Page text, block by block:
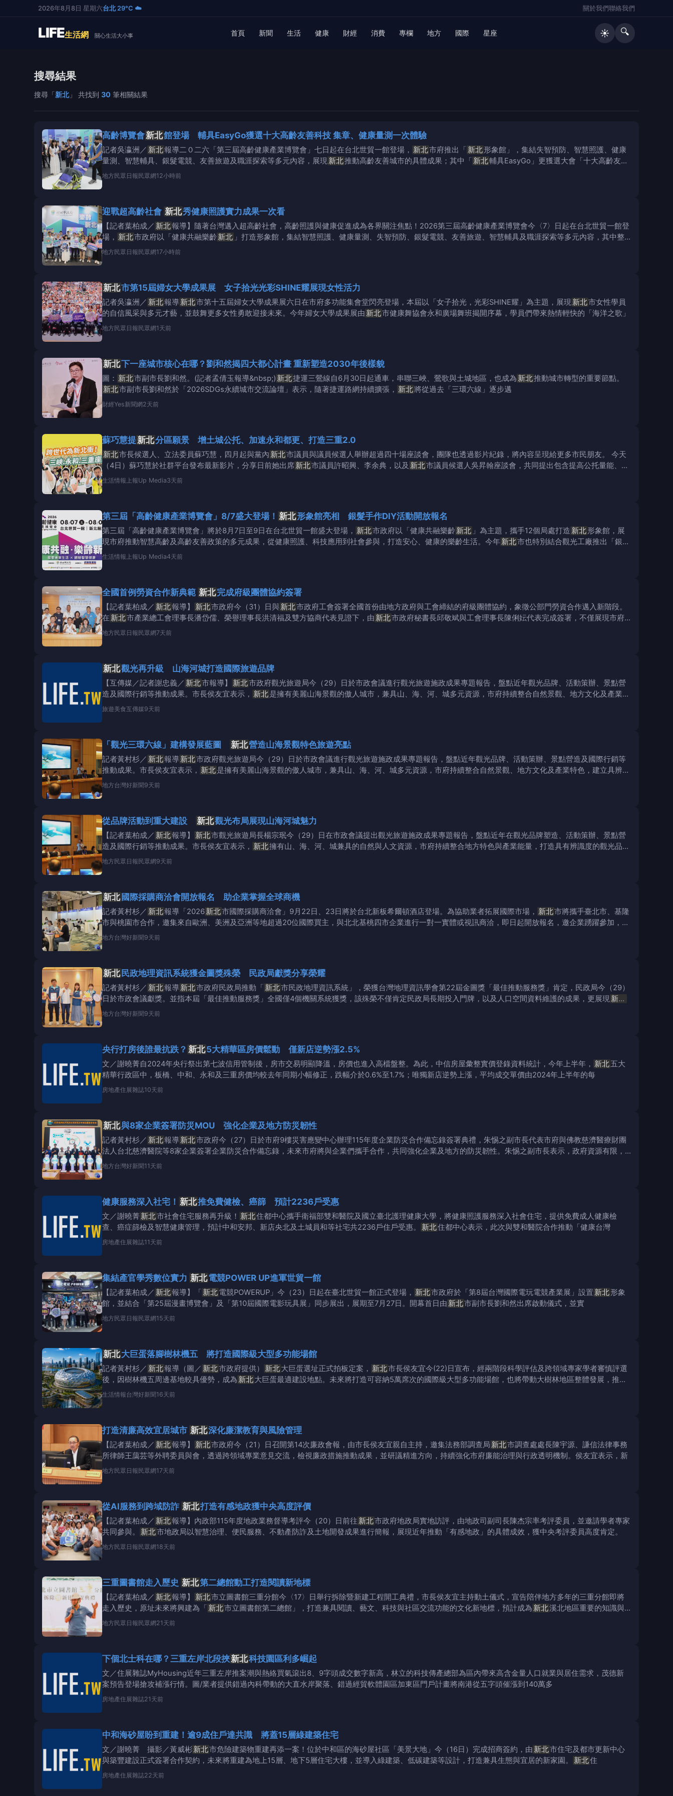
2026年8月8日 星期六台北 29°C ☁️ 關於我們聯絡我們
LIFE生活網 關心生活大小事 首頁 新聞 生活 健康 財經 消費 專欄 地方 國際 星座 ☀️ 🔍
搜尋結果
搜尋「新北」 共找到 30 筆相關結果
高齡博覽會新北館登場 輔具EasyGo獲選十大高齡友善科技 集章、健康量測一次體驗
記者吳瀛洲／ 新北報導二０二六「第三屆高齡健康產業博覽會」七日起在台北世貿一館登場， 新北市府推出「 新北形象館」，集結失智預防、智慧照護、健康
量測、智慧輔具、銀髮電競、友善旅遊及職涯探索等多元內容，展現新北推動高齡友善城市的具體成果；其中「 新北輔具EasyGo」更獲選大會「十大高齡友善
科技
地方民眾日報民眾網12小時前
迎戰超高齡社會 新北秀健康照護實力成果一次看
【記者葉柏成／ 新北報導】隨著台灣邁入超高齡社會，高齡照護與健康促進成為各界關注焦點！2026第三屆高齡健康產業博覽會今〈7〉日起在台北世貿一館登
場， 新北市政府以「健康共融樂齡 新北 」打造形象館，集結智慧照護、健康量測、失智預防、銀髮電競、友善旅遊、智慧輔具及職涯探索等多元內容，其中整
合輔
地方民眾日報民眾網17小時前
新北市第15屆婦女大學成果展 女子拾光光彩SHINE耀展現女性活力
記者吳瀛洲／ 新北報導新北市第十五屆婦女大學成果展六日在市府多功能集會堂閃亮登場，本屆以「女子拾光，光彩SHINE耀」為主題，展現新北市女性學員
的自信風采與多元才藝，並鼓舞更多女性勇敢迎接未來。今年婦女大學成果展由 新北市健康舞協會永和廣場舞班揭開序幕，學員們帶來熱情輕快的「海洋之歌」
地方民眾日報民眾網1天前
新北 下一座城市核心在哪？劉和然揭四大都心計畫 重新塑造2030年後樣貌
圖： 新北市副市長劉和然。(記者孟倩玉報導&nbsp;) 新北捷運三鶯線自6月30日起通車，串聯三峽、鶯歌與土城地區，也成為 新北推動城市轉型的重要節點。
新北市副市長劉和然於「2026SDGs永續城市交流論壇」表示，隨著捷運路網持續擴張， 新北將從過去「三環六線」逐步邁
財經Yes新聞網2天前
蘇巧慧提新北分區願景 增土城公托、加速永和都更、打造三重2.0
新北市長候選人、立法委員蘇巧慧，四月起與黨內 新北市議員與議員候選人舉辦超過四十場座談會，團隊也透過影片紀錄，將內容呈現給更多市民朋友。 今天
（4日）蘇巧慧於社群平台發布最新影片，分享日前她出席新北市議員許昭興、李余典，以及 新北市議員候選人吳昇翰座談會，共同提出包含提高公托量能、推
動永和公辦都更、
生活情報 上報Up Media3天前
第三屆「高齡健康產業博覽會」8/7盛大登場！ 新北形象館亮相 銀髮手作DIY活動開放報名
第三屆「高齡健康產業博覽會」將於8月7日至9日在台北世貿一館盛大登場， 新北市政府以「健康共融樂齡 新北 」為主題，攜手12個局處打造 新北形象館，展
現市府推動智慧高齡及高齡友善政策的多元成果，從健康照護、科技應用到社會參與，打造安心、健康的樂齡生活。今年新北市也特別結合觀光工廠推出「銀髮
手作DIY」活動
生活情報 上報Up Media4天前
全國首例勞資合作新典範 新北完成府級團體協約簽署
【記者葉柏成／ 新北報導】 新北市政府今（31）日與新北市政府工會簽署全國首份由地方政府與工會締結的府級團體協約，象徵公部門勞資合作邁入新階段。
在 新北市產業總工會理事長潘岱儒、榮譽理事長洪清福及雙方協商代表見證下，由 新北市政府秘書長邱敬斌與工會理事長陳俐妘代表完成簽署，不僅展現市府
保障員工權益的
地方民眾日報民眾網7天前
新北觀光再升級 山海河城打造國際旅遊品牌
【互傳媒／記者謝忠義／ 新北市報導】 新北市政府觀光旅遊局今（29）日於市政會議進行觀光旅遊施政成果專題報告，盤點近年觀光品牌、活動策辦、景點營
造及國際行銷等推動成果。市長侯友宜表示， 新北是擁有美麗山海景觀的傲人城市，兼具山、海、河、城多元資源，市府持續整合自然景觀、地方文化及產業特
色，建立具辨識度
旅遊美食互傳媒9天前
「觀光三環六線」建構發展藍圖 新北營造山海景觀特色旅遊亮點
記者黃村杉／ 新北報導新北市政府觀光旅遊局今（29）日於市政會議進行觀光旅遊施政成果專題報告，盤點近年觀光品牌、活動策辦、景點營造及國際行銷等
推動成果。市長侯友宜表示， 新北是擁有美麗山海景觀的傲人城市，兼具山、海、河、城多元資源，市府持續整合自然景觀、地方文化及產業特色，建立具辨識
度與競爭力的觀光品牌
地方台灣好新聞 9天前
從品牌活動到重大建設 新北觀光布局展現山海河城魅力
【記者葉柏成／ 新北報導】 新北市觀光旅遊局長楊宗珉今（29）日在市政會議提出觀光旅遊施政成果專題報告，盤點近年在觀光品牌塑造、活動策辦、景點營
造及國際行銷等推動成果。市長侯友宜表示， 新北擁有山、海、河、城兼具的自然與人文資源，市府持續整合地方特色與產業能量，打造具有辨識度的觀光品
牌，讓更多國內
地方民眾日報民眾網9天前
新北 國際採購商洽會開放報名 助企業掌握全球商機
記者黃村杉／ 新北報導「2026新北市國際採購商洽會」9月22日、23日將於台北新板希爾頓酒店登場。為協助業者拓展國際市場， 新北市將攜手臺北市、基隆
市與桃園市合作，邀集來自歐洲、美洲及亞洲等地超過20位國際買主，與北北基桃四市企業進行一對一實體或視訊商洽，即日起開放報名，邀企業踴躍參加，搶
攻全球商機。
地方台灣好新聞 9天前
新北 民政地理資訊系統獲金圖獎殊榮 民政局獻獎分享榮耀
記者黃村杉／ 新北報導新北市政府民政局推動「 新北市民政地理資訊系統」，榮獲台灣地理資訊學會第22屆金圖獎「最佳推動服務獎」肯定，民政局今（29）
日於市政會議獻獎。並指本屆「最佳推動服務獎」全國僅4個機關系統獲獎，該殊榮不僅肯定民政局長期投入門牌，以及人口空間資料維護的成果，更展現新北
市運用地理資訊
地方台灣好新聞 9天前
央行打房後誰最抗跌？ 新北5大精華區房價鬆動 僅新店逆勢漲2.5%
文／謝曉菁自2024年央行祭出第七波信用管制後，房市交易明顯降溫，房價也進入高檔盤整。為此，中信房屋彙整實價登錄資料統計，今年上半年， 新北五大
精華行政區中，板橋、中和、永和及三重房價均較去年同期小幅修正，跌幅介於0.6%至1.7%；唯獨新店逆勢上漲，平均成交單價由2024年上半年的每
房地產住展雜誌10天前
新北與8家企業簽署防災MOU 強化企業及地方防災韌性
記者黃村杉／ 新北報導新北市政府今（27）日於市府9樓災害應變中心辦理115年度企業防災合作備忘錄簽署典禮，朱惕之副市長代表市府與佛教慈濟醫療財團
法人台北慈濟醫院等8家企業簽署企業防災合作備忘錄，未來市府將與企業們攜手合作，共同強化企業及地方的防災韌性。朱惕之副市長表示，政府資源有限，
民間力量無窮，新
地方台灣好新聞 11天前
健康服務深入社宅！ 新北推免費健檢、癌篩 預計2236戶受惠
文／謝曉菁新北市社會住宅服務再升級！ 新北住都中心攜手衛福部雙和醫院及國立臺北護理健康大學，將健康照護服務深入社會住宅，提供免費成人健康檢
查、癌症篩檢及智慧健康管理，預計中和安邦、新店央北及土城員和等社宅共2236戶住戶受惠。
新北住都中心表示，此次與雙和醫院合作推動「健康台灣
房地產住展雜誌11天前
集結產官學秀數位實力 新北電競POWER UP進軍世貿一館
【記者葉柏成／ 新北報導】「 新北電競POWERUP」今（23）日起在臺北世貿一館正式登場， 新北市政府於「第8屆台灣國際電玩電競產業展」設置 新北形象
館，並結合「第25屆漫畫博覽會」及「第10屆國際電影玩具展」同步展出，展期至7月27日。開幕首日由 新北市副市長劉和然出席啟動儀式，並實
地方民眾日報民眾網15天前
新北大巨蛋落腳樹林機五 將打造國際級大型多功能場館
記者黃村杉／ 新北報導（圖／ 新北市政府提供） 新北大巨蛋選址正式拍板定案， 新北市長侯友宜今(22)日宣布，經兩階段科學評估及跨領域專家學者審慎評選
後，因樹林機五周邊基地較具優勢，成為 新北大巨蛋最適建設地點。未來將打造可容納5萬席次的國際級大型多功能場館，也將帶動大樹林地區整體發展，推動
新北第四都心成形。
生活情報台灣好新聞 16天前
打造清廉高效宜居城市 新北深化廉潔教育與風險管理
【記者葉柏成／ 新北報導】 新北市政府今（21）日召開第14次廉政會報，由市長侯友宜親自主持，邀集法務部調查局 新北市調查處處長陳宇源、謙信法律事務
所律師王藹芸等外聘委員與會，透過跨領域專業意見交流，檢視廉政措施推動成果，並研議精進方向，持續強化市府廉能治理與行政透明機制。侯友宜表示，新
地方民眾日報民眾網17天前
從AI服務到跨域防詐 新北打造有感地政獲中央高度評價
【記者葉柏成／ 新北報導】內政部115年度地政業務督導考評今（20）日前往 新北市政府地政局實地訪評，由地政司副司長陳杰宗率考評委員，並邀請學者專家
共同參與。
新北市地政局以智慧治理、便民服務、不動產防詐及土地開發成果進行簡報，展現近年推動「有感地政」的具體成效，獲中央考評委員高度肯定。
地方民眾日報民眾網18天前
三重圖書館走入歷史 新北第二總館動工打造閱讀新地標
【記者葉柏成／ 新北報導】 新北市立圖書館三重分館今〈17〉日舉行拆除暨新建工程開工典禮，市長侯友宜主持動土儀式，宣告陪伴地方多年的三重分館即將
走入歷史，原址未來將興建為「 新北市立圖書館第二總館」，打造兼具閱讀、藝文、科技與社區交流功能的文化新地標，預計成為 新北溪北地區重要的知識與
生活核心。
地方民眾日報民眾網21天前
下個北士科在哪？三重左岸北段挾新北科技園區利多崛起
文／住展雜誌MyHousing近年三重左岸推案潮與熱絡買氣滾出8、9字頭成交數字新高，林立的科技傳產總部為區內帶來高含金量人口就業與居住需求，茂德新
案預告登場搶攻補漲行情。圖/業者提供錯過內科帶動的大直水岸聚落、錯過經貿軟體園區加東區門戶計畫將南港從五字頭催漲到140萬多
房地產住展雜誌21天前
中和海砂屋盼到重建！逾9成住戶達共識 將蓋15層綠建築住宅
文／謝曉菁 攝影／黃威彬新北市危險建築物重建再添一案！位於中和區的海砂屋社區「美景大地」今（16日）完成招商簽約，由 新北市住宅及都市更新中心
與築豐建設正式簽署合作契約，未來將重建為地上15層、地下5層住宅大樓，並導入綠建築、低碳建築等設計，打造兼具生態與宜居的新家園。
新北住
房地產住展雜誌22天前